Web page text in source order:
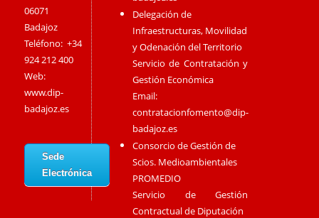
06071
Badajoz
Teléfono: +34
924 212 400
Web:
www.dip-
badajoz.es
Sede
Electrónica
Delegación de
Infraestructuras, Movilidad
y Odenación del Territorio
Servicio de Contratación y
Gestión Económica
Email:
contratacionfomento@dip-
badajoz.es
Consorcio de Gestión de
Scios. Medioambientales
PROMEDIO
Servicio de Gestión
Contractual de Diputación